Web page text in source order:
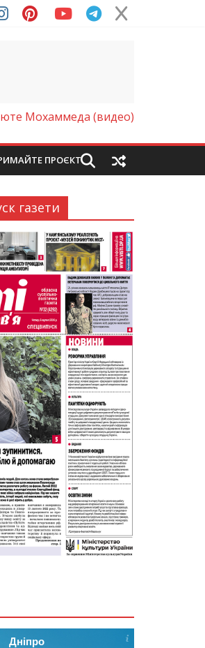
Мохаммеда (видео)
ПРОЄКТ
газети
Дніпро